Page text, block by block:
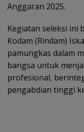
Anggaran 2025.
Kegiatan seleksi ini
Kodam (Rindam)
pamungkas dalam
bangsa untuk
profesional,
pengabdian tinggi